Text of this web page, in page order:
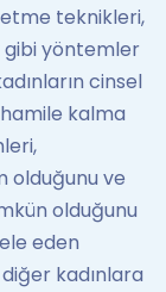
teknikleri,
gibi yöntemler
cinsel
kalma
olduğunu ve
olduğunu
eden
kadınlara